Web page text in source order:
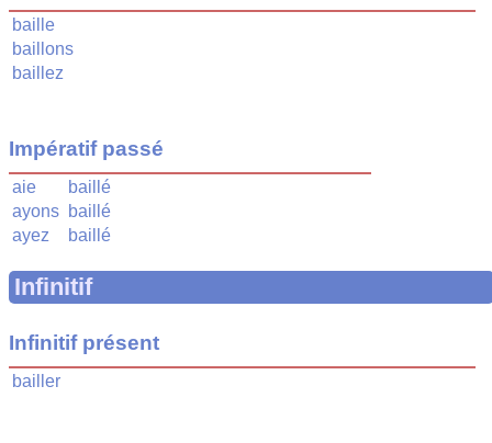
baille
baillons
baillez
Impératif passé
aie
baillé
ayons baillé
ayez
baillé
Infinitif
Infinitif présent
bailler